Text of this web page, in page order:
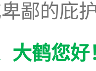
鄙的庇
大鹤您